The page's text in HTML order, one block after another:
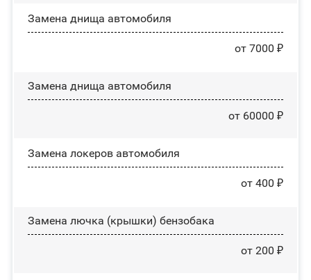
Замена днища автомобиля
от 7000 ₽
Замена днища автомобиля
от 60000 ₽
Замена лoĸepoв автомобиля
от 400 ₽
Замена лючка (крышки) бензобака
от 200 ₽